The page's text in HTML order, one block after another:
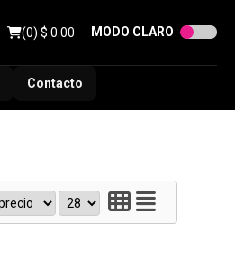
(0) $ 0.00 MODO CLARO
Contacto